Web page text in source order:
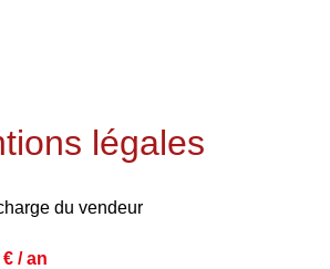
légales
du vendeur
/ an